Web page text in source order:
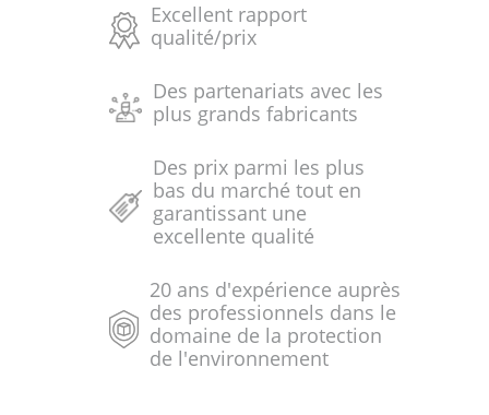
Excellent rapport
qualité/prix
Des partenariats avec les
plus grands fabricants
Des prix parmi les plus
bas du marché tout en
garantissant une
excellente qualité
20 ans d'expérience auprès
des professionnels dans le
domaine de la protection
de l'environnement